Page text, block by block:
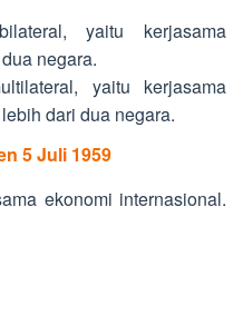
yaitu kerjasama
negara.
yaitu kerjasama
dari dua negara.
5 Juli 1959
ekonomi internasional.